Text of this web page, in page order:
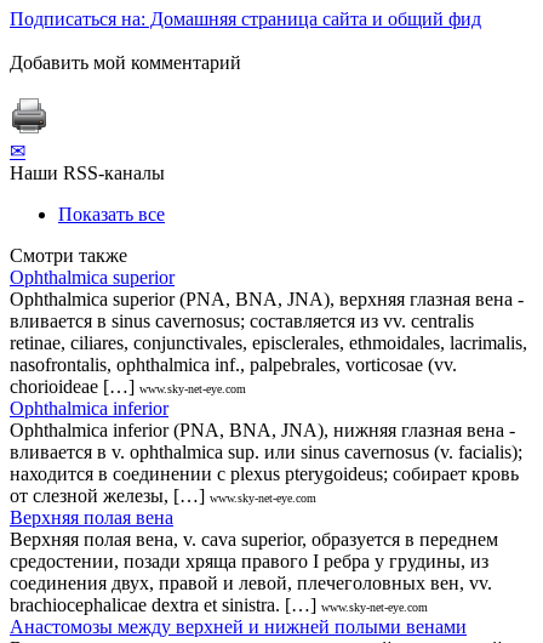
Подписаться на: Домашняя страница сайта и общий фид
Добавить мой комментарий
✉
Наши RSS-каналы
Показать все
Смотри также
Ophthalmica superior
Ophthalmica superior (PNA, BNA, JNA), верхняя глазная вена -
вливается в sinus cavernosus; составляется из vv. centralis
retinae, ciliares, conjunctivales, episclerales, ethmoidales, lacrimalis,
nasofrontalis, ophthalmica inf., palpebrales, vorticosae (vv.
chorioideae […] www.sky-net-eye.com
Ophthalmica inferior
Ophthalmica inferior (PNA, BNA, JNA), нижняя глазная вена -
вливается в v. ophthalmica sup. или sinus cavernosus (v. facialis);
находится в соединении с plexus pterygoideus; собирает кровь
от слезной железы, […] www.sky-net-eye.com
Верхняя полая вена
Верхняя полая вена, v. cava superior, образуется в переднем
средостении, позади хряща правого I ребра у грудины, из
соединения двух, правой и левой, плечеголовных вен, vv.
brachiocephalicae dextra et sinistra. […] www.sky-net-eye.com
Анастомозы между верхней и нижней полыми венами